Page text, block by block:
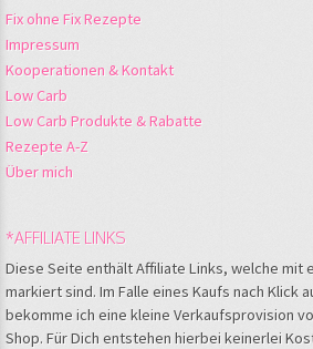
Fix ohne Fix Rezepte
Impressum
Kooperationen & Kontakt
Low Carb
Low Carb Produkte & Rabatte
Rezepte A-Z
Über mich
*AFFILIATE LINKS
Diese Seite enthält Affiliate Links, welche mit
markiert sind. Im Falle eines Kaufs nach Klick
bekomme ich eine kleine Verkaufsprovision
Shop. Für Dich entstehen hierbei keinerlei